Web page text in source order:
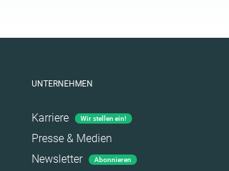
UNTERNEHMEN
Karriere Wir stellen ein!
Presse & Medien
Newsletter
Abonnieren